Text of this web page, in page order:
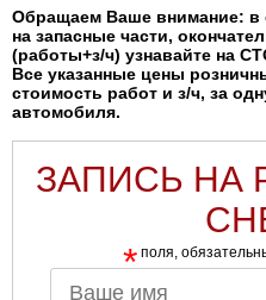
Обращаем Ваше внимание: в
на запасные части,
(работы+з/ч) узнавайте на
Все указанные цены
стоимость работ и з/ч, за
автомобиля.
ЗАПИСЬ НА
* поля,